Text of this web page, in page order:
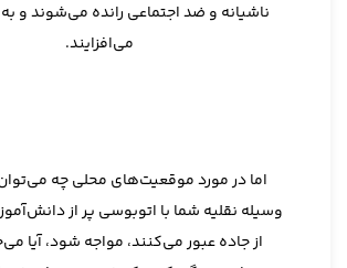
ناشیانه و ضد اجتماعی رانده می‌شوند و به
می‌افزایند.
اما در مورد موقعیت‌های محلی چه
وسیله نقلیه شما با اتوبوسی پر از
از جاده عبور می‌کنند، مواجه شود، آیا